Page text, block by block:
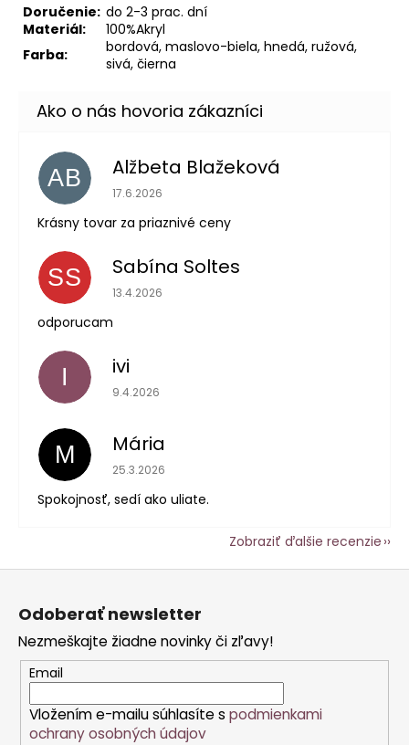
Doručenie: do 2-3 prac. dní
Materiál:
100%Akryl
Farba:
bordová, maslovo-biela, hnedá, ružová,
sivá, čierna
AB Alžbeta Blažeková
Hodnotenie obchodu je 5 z 5 hviezdičiek.
17.6.2026
Krásny tovar za priaznivé ceny
SS Sabína Soltes
Hodnotenie obchodu je 5 z 5 hviezdičiek.
13.4.2026
odporucam
I ivi
Hodnotenie obchodu je 5 z 5 hviezdičiek.
9.4.2026
M Mária
Hodnotenie obchodu je 5 z 5 hviezdičiek.
25.3.2026
Spokojnosť, sedí ako uliate.
Zobraziť ďalšie recenzie
Z
Odoberať newsletter
Nezmeškajte žiadne novinky či zľavy!
Email
Vložením e-mailu súhlasíte s podmienkami
ochrany osobných údajov